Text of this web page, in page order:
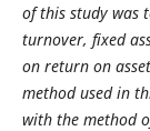
of this study was
turnover, fixed
on return on
method used in
with the method